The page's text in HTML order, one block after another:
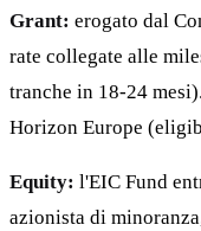
Grant: erogato dal
rate collegate alle
tranche in 18-24
Horizon Europe
Equity: l'EIC Fund
azionista di